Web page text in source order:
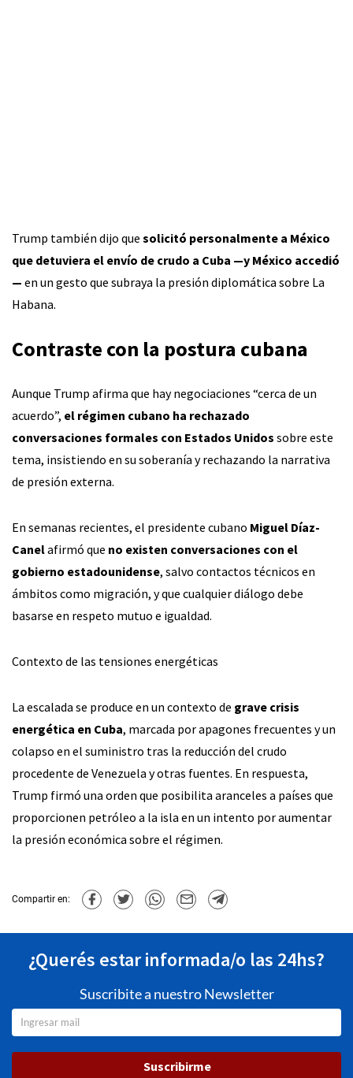
Trump también dijo que solicitó personalmente a México
que detuviera el envío de crudo a Cuba —y México accedió
— en un gesto que subraya la presión diplomática sobre La
Habana.
Contraste con la postura cubana
Aunque Trump afirma que hay negociaciones “cerca de un
acuerdo”, el régimen cubano ha rechazado
conversaciones formales con Estados Unidos sobre este
tema, insistiendo en su soberanía y rechazando la narrativa
de presión externa.
En semanas recientes, el presidente cubano Miguel Díaz-
Canelafirmó que no existen conversaciones con el
gobierno estadounidense, salvo contactos técnicos en
ámbitos como migración, y que cualquier diálogo debe
basarse en respeto mutuo e igualdad.
Contexto de las tensiones energéticas
La escalada se produce en un contexto de grave crisis
energética en Cuba, marcada por apagones frecuentes y un
colapso en el suministro tras la reducción del crudo
procedente de Venezuela y otras fuentes. En respuesta,
Trump firmó una orden que posibilita aranceles a países que
proporcionen petróleo a la isla en un intento por aumentar
la presión económica sobre el régimen.
Compartir en:
¿Querés estar informada/o las 24hs?
Suscribite a nuestro Newsletter
Suscribirme